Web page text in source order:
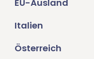
EU-Ausland
Italien
Österreich